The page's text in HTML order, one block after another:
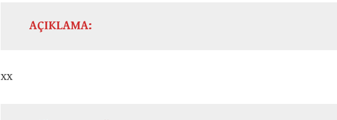
AÇIKLAMA:
xx